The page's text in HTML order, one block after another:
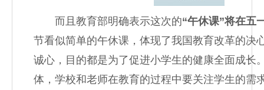
而且教育部明确表示这次的“午休课”将在五
节看似简单的午休课，体现了我国教育改革的决
诚心，目的都是为了促进小学生的健康全面成长
体，学校和老师在教育的过程中要关注学生的需